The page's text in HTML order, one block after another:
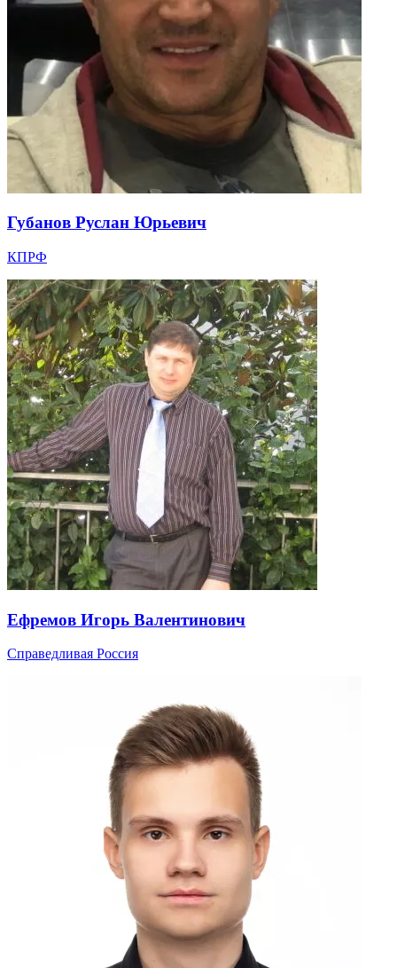
Губанов Руслан Юрьевич
КПРФ
Ефремов Игорь Валентинович
Справедливая Россия